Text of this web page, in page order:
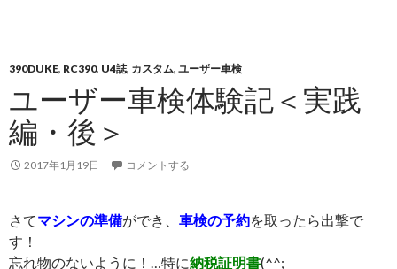
390DUKE, RC390, U4誌, カスタム, ユーザー車検
ユーザー車検体験記＜実践
編・後＞
2017年1月19日 コメントする
さてマシンの準備ができ、 車検の予約を取ったら出撃で
す！
忘れ物のないように！…特に納税証明書(^^;